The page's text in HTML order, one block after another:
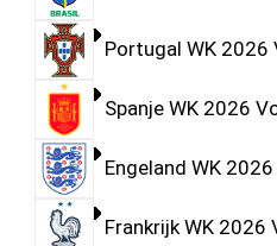
Portugal WK
Spanje WK 2026
Engeland WK
Frankrijk WK